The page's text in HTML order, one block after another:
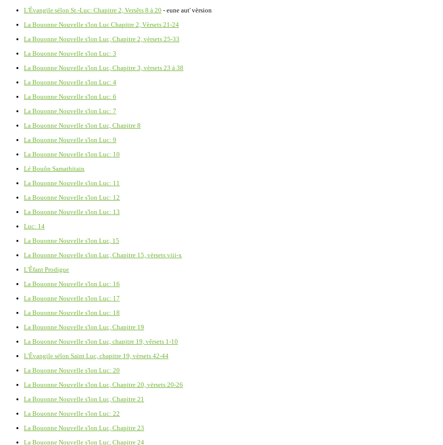
L'Êvangile sélon St.-Luc: Chapitre 2, Versêts 8 à 20 - eune aut' vèrsion
La Bouonne Nouvelle s'lon Luc Chapitre 2, Vèrsets 21-24
La Bouonne Nouvelle s'lon Luc, Chapitre 2, vèrsets 25-33
La Bouonne Nouvelle s'lon Luc: 3
La Bouonne Nouvelle s'lon Luc, Chapitre 3, vèrsets 23 à 38
La Bouonne Nouvelle s'lon Luc: 4
La Bouonne Nouvelle s'lon Luc: 6
La Bouonne Nouvelle s'lon Luc: 7
La Bouonne Nouvelle s'lon Luc, Chapitre 8
La Bouonne Nouvelle s'lon Luc: 9
La Bouonne Nouvelle s'lon Luc: 10
Lé Bouôn Samathitain
La Bouonne Nouvelle s'lon Luc: 11
La Bouonne Nouvelle s'lon Luc: 12
La Bouonne Nouvelle s'lon Luc: 13
Luc: 14
La Bouonne Nouvelle s'lon Luc, 15
La Bouonne Nouvelle s'lon Luc, Chapitre 15, vèrsets viii-x
L'Êfant Prodigue
La Bouonne Nouvelle s'lon Luc: 16
La Bouonne Nouvelle s'lon Luc: 17
La Bouonne Nouvelle s'lon Luc: 18
La Bouonne Nouvelle s'lon Luc, Chapitre 19
La Bouonne Nouvelle s'lon Luc, chapitre 19, vêrsets 1-10
L'Êvangile sélon Saint Luc, chapitre 19, vèrsets 42-44
La Bouonne Nouvelle s'lon Luc: 20
La Bouonne Nouvelle s'lon Luc, Chapitre 20, vèrsets 20-26
La Bouonne Nouvelle s'lon Luc, Chapitre 21
La Bouonne Nouvelle s'lon Luc: 22
La Bouonne Nouvelle s'lon Luc, Chapitre 23
La Bouonne Nouvelle s'lon Luc, Chapitre 24